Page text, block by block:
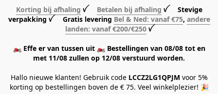
Korting bij afhaling ꪜ Betalen bij afhaling ꪜ Stevige
verpakking ꪜ Gratis levering Bel & Ned: vanaf €75, andere
landen: vanaf €200/€250 ꪜ
🏍️ Effe er van tussen uit 🏍️ Bestellingen van 08/08 tot en
met 11/08 zullen op 12/08 verstuurd worden.
Hallo nieuwe klanten! Gebruik code LCCZ2LG1QPJM voor 5%
korting op bestellingen boven de € 75. Veel winkelplezier! 🎉